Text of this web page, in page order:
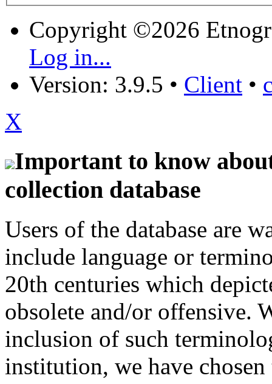
Copyright ©2026
Log in...
Version: 3.9.5 • Client •
X
Important to know
collection database
Users of the database are
include language or
20th centuries which
obsolete and/or offensive.
inclusion of such
institution, we have